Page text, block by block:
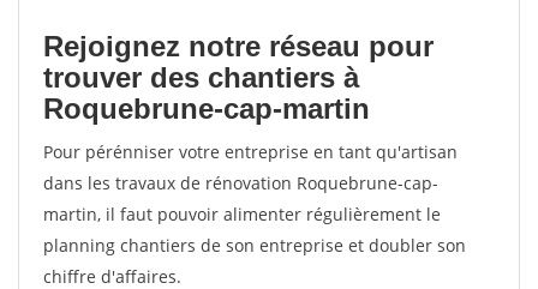
Rejoignez notre réseau pour
trouver des chantiers à
Roquebrune-cap-martin
Pour pérénniser votre entreprise en tant qu'artisan
dans les travaux de rénovation Roquebrune-cap-
martin, il faut pouvoir alimenter régulièrement le
planning chantiers de son entreprise et doubler son
chiffre d'affaires.